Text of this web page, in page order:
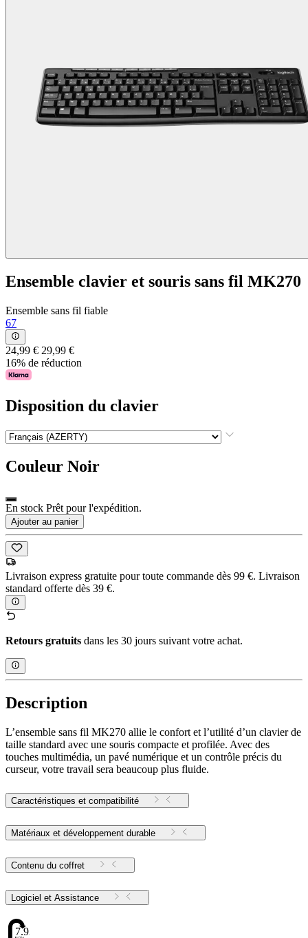
Ensemble clavier et souris sans fil MK270
Ensemble sans fil fiable
67
24,99 € 29,99 €
16% de réduction
Disposition du clavier
Couleur Noir
En stock Prêt pour l'expédition.
Ajouter au panier
Livraison express gratuite pour toute commande dès 99 €. Livraison
standard offerte dès 39 €.
Retours gratuits dans les 30 jours suivant votre achat.
Description
L’ensemble sans fil MK270 allie le confort et l’utilité d’un clavier de
taille standard avec une souris compacte et profilée. Avec des
touches multimédia, un pavé numérique et un contrôle précis du
curseur, votre travail sera beaucoup plus fluide.
Caractéristiques et compatibilité
Matériaux et développement durable
Contenu du coffret
Logiciel et Assistance
7.93